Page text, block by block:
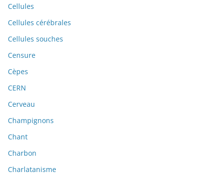
Cellules
Cellules cérébrales
Cellules souches
Censure
Cèpes
CERN
Cerveau
Champignons
Chant
Charbon
Charlatanisme